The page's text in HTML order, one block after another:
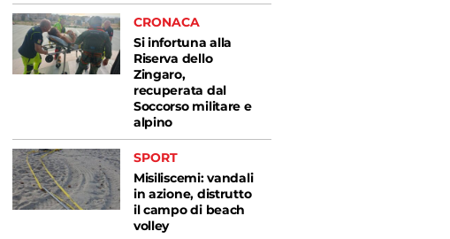
CRONACA
Si infortuna alla
Riserva dello
Zingaro,
recuperata dal
Soccorso militare e
alpino
SPORT
Misiliscemi: vandali
in azione, distrutto
il campo di beach
volley